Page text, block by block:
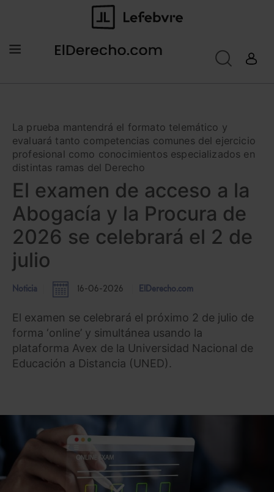
La prueba mantendrá el formato telemático y
evaluará tanto competencias comunes del ejercicio
profesional como conocimientos especializados en
distintas ramas del Derecho
El examen de acceso a la
Abogacía y la Procura de
2026 se celebrará el 2 de
julio
Noticia 16-06-2026 ElDerecho.com
El examen se celebrará el próximo 2 de julio de
forma ‘online’ y simultánea usando la
plataforma Avex de la Universidad Nacional de
Educación a Distancia (UNED).